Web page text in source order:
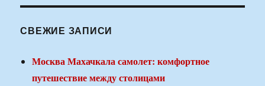
СВЕЖИЕ ЗАПИСИ
Москва Махачкала самолет: комфортное
путешествие между столицами